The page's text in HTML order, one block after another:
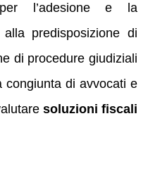
l’adesione e la
predisposizione di
di procedure giudiziali
congiunta di avvocati e
soluzioni fiscali